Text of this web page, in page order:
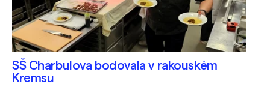
SŠ Charbulova bodovala v rakouském
Kremsu